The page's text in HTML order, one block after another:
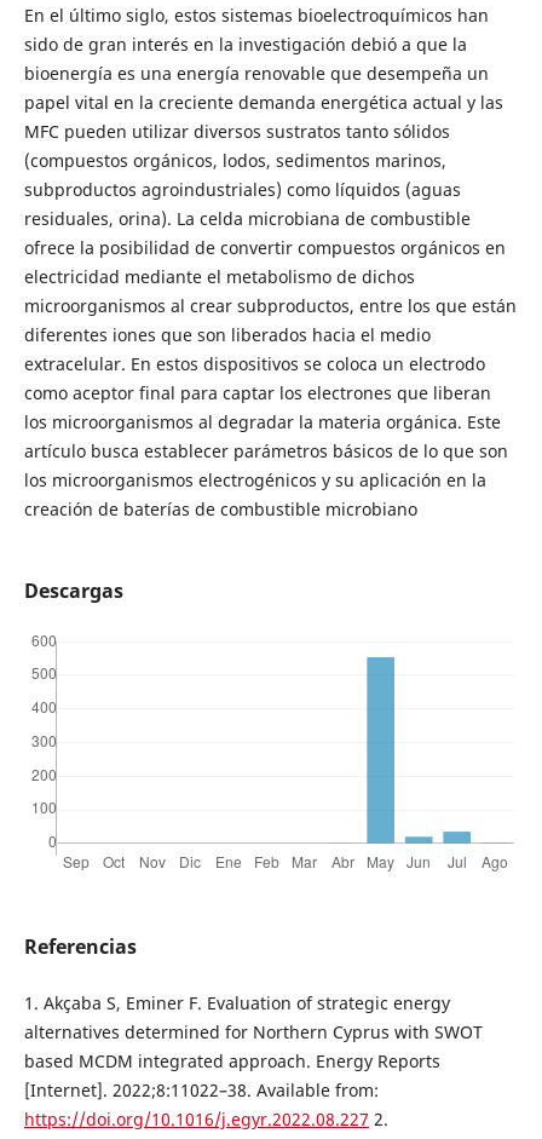
En el último siglo, estos sistemas bioelectroquímicos han
sido de gran interés en la investigación debió a que la
bioenergía es una energía renovable que desempeña un
papel vital en la creciente demanda energética actual y las
MFC pueden utilizar diversos sustratos tanto sólidos
(compuestos orgánicos, lodos, sedimentos marinos,
subproductos agroindustriales) como líquidos (aguas
residuales, orina). La celda microbiana de combustible
ofrece la posibilidad de convertir compuestos orgánicos en
electricidad mediante el metabolismo de dichos
microorganismos al crear subproductos, entre los que están
diferentes iones que son liberados hacia el medio
extracelular. En estos dispositivos se coloca un electrodo
como aceptor final para captar los electrones que liberan
los microorganismos al degradar la materia orgánica. Este
artículo busca establecer parámetros básicos de lo que son
los microorganismos electrogénicos y su aplicación en la
creación de baterías de combustible microbiano
Descargas
Referencias
1. Akçaba S, Eminer F. Evaluation of strategic energy
alternatives determined for Northern Cyprus with SWOT
based MCDM integrated approach. Energy Reports
[Internet]. 2022;8:11022–38. Available from:
https://doi.org/10.1016/j.egyr.2022.08.227 2.